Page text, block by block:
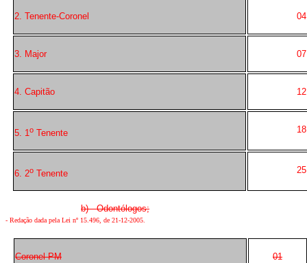
2. Tenente-Coronel 04
3. Major 07
4. Capitão 12
5. 1o Tenente 18
6. 2o Tenente 25
b) Odontólogos;
- Redação dada pela Lei nº 15.496, de 21-12-2005.
Coronel PM 01